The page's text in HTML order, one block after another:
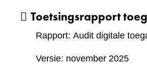
Toetsingsrapport
Rapport: Audit digitale
Versie: november 2025